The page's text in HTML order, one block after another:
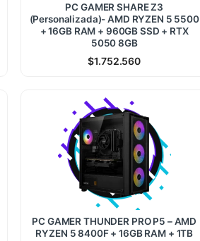
PC GAMER SHARE Z3
(Personalizada)- AMD RYZEN 5 5500
+ 16GB RAM + 960GB SSD + RTX
5050 8GB
$1.752.560
PC GAMER THUNDER PRO P5 – AMD
RYZEN 5 8400F + 16GB RAM + 1TB